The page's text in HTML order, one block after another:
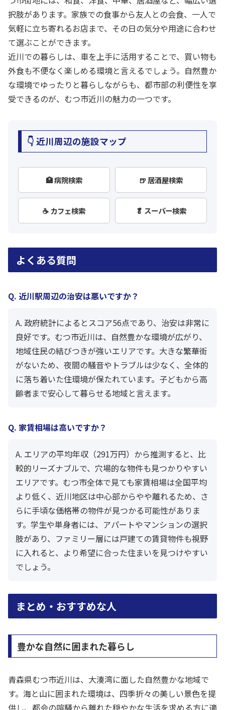
択肢があります。家族での食事から友人との会食、一人で
気軽に立ち寄れるお店まで、その日の気分や用途に合わせ
て選ぶことができます。
近川での暮らしは、車を上手に活用することで、買い物も
外食も不便なく楽しめる環境と言えるでしょう。自然豊か
な環境でゆったりと暮らしながらも、都市部の利便性を享
受できるのが、むつ市近川の魅力の一つです。
👇 近川周辺の施設マップ
🏥 病院検索 🍺 居酒屋検索
☕ カフェ検索 🥬 スーパー検索
よくある質問
Q. 近川駅周辺の治安は悪いですか？
A. 政府統計によるとスコア56点であり、治安は非常に
良好です。むつ市近川は、自然豊かな環境が広がり、
地域住民の結びつきが強いエリアです。大きな繁華街
がないため、夜間の騒音やトラブルは少なく、全体的
に落ち着いた住環境が保たれています。子どもから高
齢者まで安心して暮らせる地域と言えます。
Q. 家賃相場は高いですか？
A. エリアの平均年収（291万円）から推測すると、比
較的リーズナブルで、穴場的な物件も見つかりやすい
エリアです。むつ市全体で見ても家賃相場は全国平均
より低く、近川地区は中心部からやや離れるため、さ
らに手頃な価格帯の物件が見つかる可能性がありま
す。学生や単身者には、アパートやマンションの選択
肢があり、ファミリー層には戸建ての賃貸物件も視野
に入れると、より希望に合った住まいを見つけやすい
でしょう。
まとめ・おすすめな人
豊かな自然に囲まれた暮らし
青森県むつ市近川は、大湊湾に面した自然豊かな地域で
す。海と山に囲まれた環境は、四季折々の美しい景色を提
供し、都会の喧騒から離れた穏やかな生活を求める方に適